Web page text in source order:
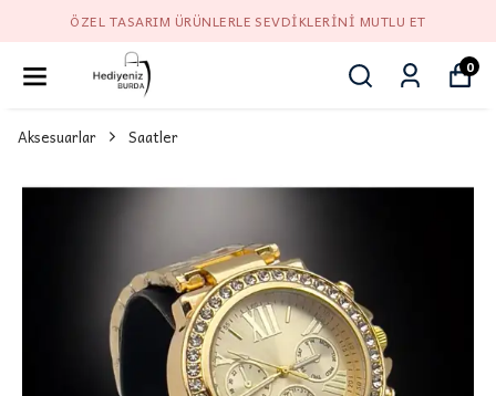
ÖZEL TASARIM ÜRÜNLERLE SEVDIKLERINI MUTLU ET
0
Aksesuarlar Saatler